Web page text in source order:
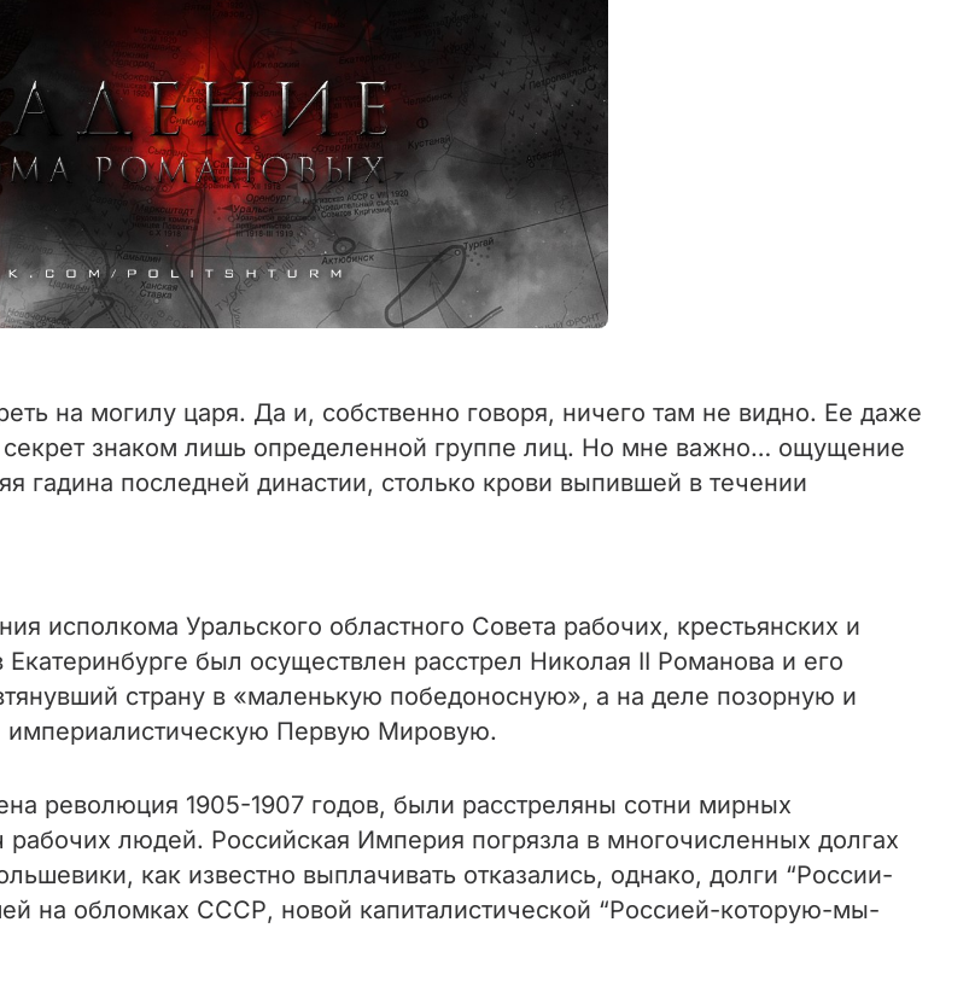
на могилу царя. Да и, собственно говоря, ничего там не видно. Ее даже
секрет знаком лишь определенной группе лиц. Но мне важно… ощущение
гадина последней династии, столько крови выпившей в течении
исполкома Уральского областного Совета рабочих, крестьянских и
был осуществлен расстрел Николая II Романова и его
страну в «маленькую победоносную», а на деле позорную и
Первую Мировую.
революция 1905-1907 годов, были расстреляны сотни мирных
людей. Российская Империя погрязла в многочисленных долгах
как известно выплачивать отказались, однако, долги “России-
на обломках СССР, новой капиталистической “Россией-которую-мы-